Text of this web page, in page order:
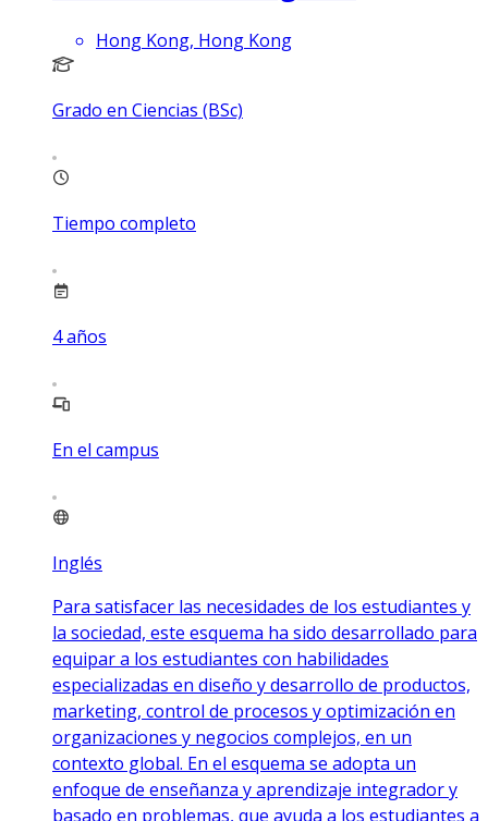
Hong Kong, Hong Kong
Grado en Ciencias (BSc)
Tiempo completo
4años
En el campus
Inglés
Para satisfacer las necesidades de los estudiantes y
la sociedad, este esquema ha sido desarrollado para
equipar a los estudiantes con habilidades
especializadas en diseño y desarrollo de productos,
marketing, control de procesos y optimización en
organizaciones y negocios complejos, en un
contexto global. En el esquema se adopta un
enfoque de enseñanza y aprendizaje integrador y
basado en problemas, que ayuda a los estudiantes a